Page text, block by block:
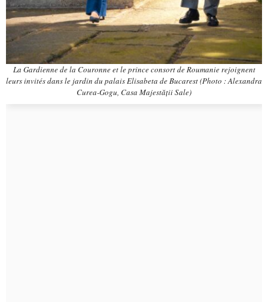
La Gardienne de la Couronne et le prince consort de Roumanie rejoignent
leurs invités dans le jardin du palais Elisabeta de Bucarest (Photo : Alexandra
Curea-Gogu, Casa Majestății Sale)